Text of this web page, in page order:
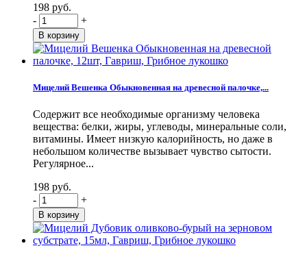
198 руб.
-
+
Мицелий Вешенка Обыкновенная на древесной палочке,...
Содержит все необходимые организму человека
вещества: белки, жиры, углеводы, минеральные соли,
витамины. Имеет низкую калорийность, но даже в
небольшом количестве вызывает чувство сытости.
Регулярное...
198 руб.
-
+